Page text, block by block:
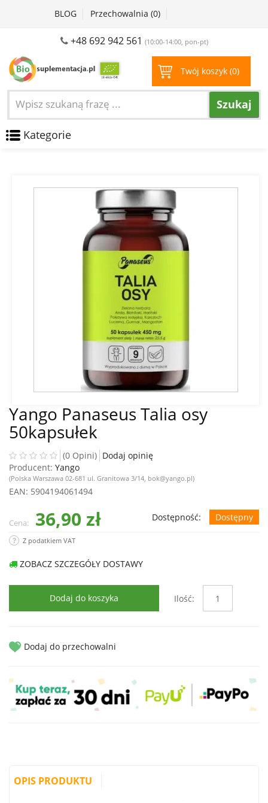
BLOG Przechowalnia (0)
+48 692 942 561 (10:00-14:00, pon-pt)
Twój koszyk (0)
Szukaj
Kategorie
Yango Panaseus Talia osy
50kapsułek
(0 Opini) Dodaj opinię
Producent: Yango
(Polska Warszawa 02-681 ul. Granitowa 3/14, bok@yango.pl)
EAN: 5904194061494
Cena: 36,90 zł Dostępność: Dostępny
Z podatkiem VAT
ZOBACZ SZCZEGÓŁY DOSTAWY
Dodaj do koszyka Ilość:
Dodaj do przechowalni
OPIS PRODUKTU